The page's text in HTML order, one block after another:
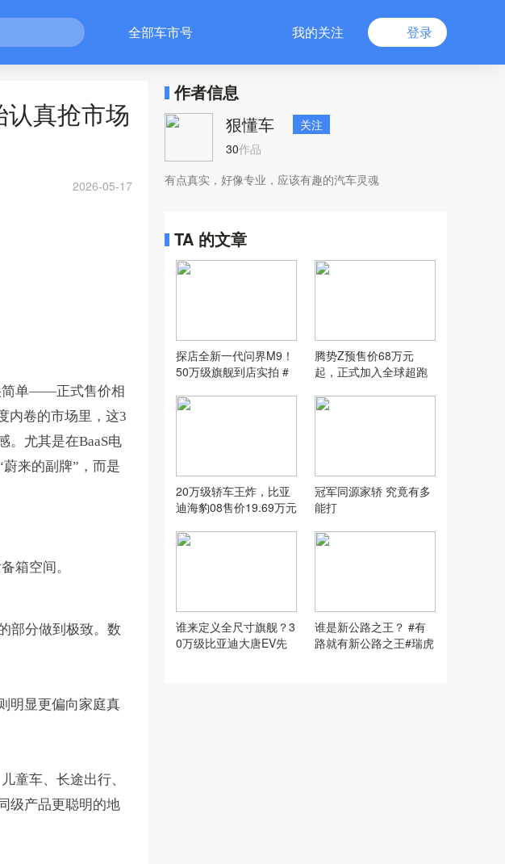
全部车市号 我的关注 登录
真抢市场
2026-05-17
单——正式售价相
内卷的市场里，这3
。尤其是在BaaS电
蔚来的副牌” ，而是
箱空间。
部分做到极致。 数
明显更偏向家庭真
童车、长途出行、
级产品更聪明的地
作者信息
狠懂车
关注
30作品
有点真实，好像专业，应该有趣的汽车灵魂
TA 的文章
探店全新一代问界M9！
50万级旗舰到店实拍 #
化
腾势Z预售价68万元
起，正式加入全球超跑
20万级轿车王炸，比亚
迪海豹08售价19.69万元
冠军同源家轿 究竟有多
能打
谁来定义全尺寸旗舰？3
0万级比亚迪大唐EV先
谁是新公路之王？ #有
路就有新公路之王#瑞虎